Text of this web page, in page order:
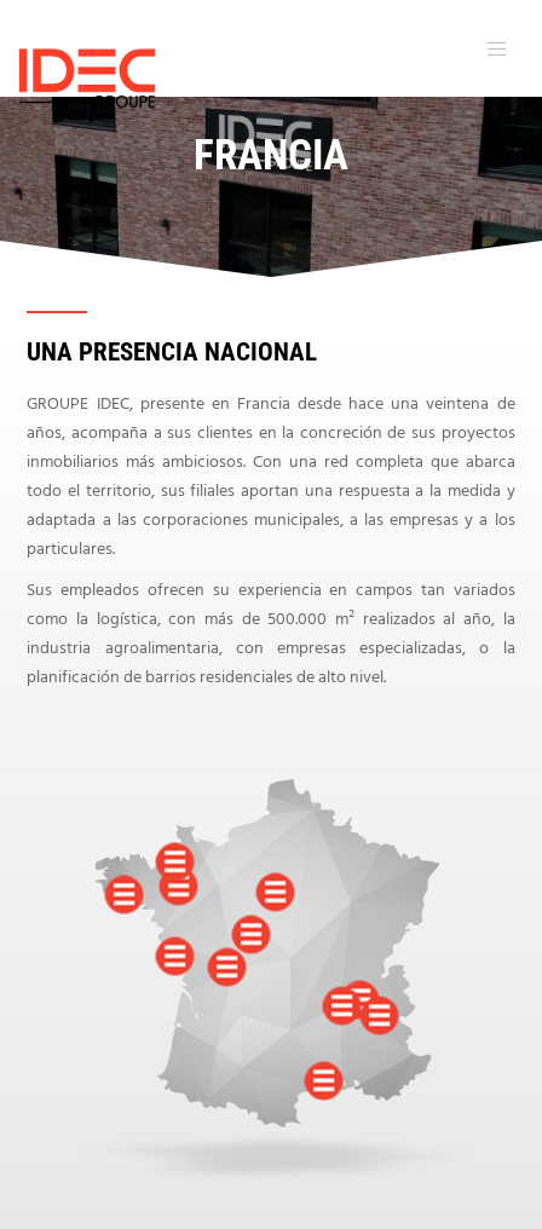
FRANCIA
UNA PRESENCIA NACIONAL
GROUPE IDEC, presente en Francia desde hace una veintena de
años, acompaña a sus clientes en la concreción de sus proyectos
inmobiliarios más ambiciosos. Con una red completa que abarca
todo el territorio, sus filiales aportan una respuesta a la medida y
adaptada a las corporaciones municipales, a las empresas y a los
particulares.
Sus empleados ofrecen su experiencia en campos tan variados
como la logística, con más de 500.000 m² realizados al año, la
industria agroalimentaria, con empresas especializadas, o la
planificación de barrios residenciales de alto nivel.